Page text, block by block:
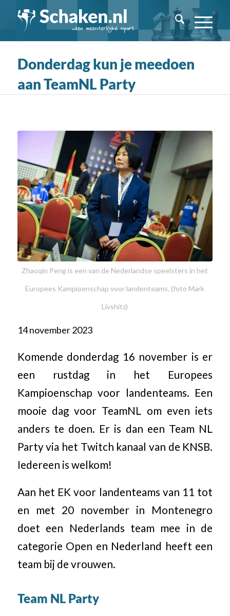
Donderdag kun je meedoen
aan TeamNL Party
Zhaoqin Peng is een van de Nederlandse speelsters in het
Europees Kampioenschap voor landenteams. (foto Mark
Livshitz)
14 november 2023
Komende donderdag 16 november is er
een rustdag in het Europees
Kampioenschap voor landenteams. Een
mooie dag voor TeamNL om even iets
anders te doen. Er is dan een Team NL
Party via het Twitch kanaal van de KNSB.
Iedereen is welkom!
Aan het EK voor landenteams van 11 tot
en met 20 november in Montenegro
doet een Nederlands team mee in de
categorie Open en Nederland heeft een
team bij de vrouwen.
Team NL Party